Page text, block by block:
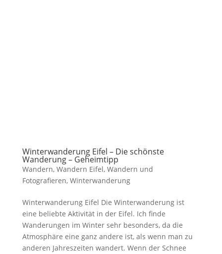
Winterwanderung Eifel – Die schönste
Wanderung – Geheimtipp
Wandern, Wandern Eifel, Wandern und
Fotografieren, Winterwanderung
Winterwanderung Eifel Die Winterwanderung ist
eine beliebte Aktivität in der Eifel. Ich finde
Wanderungen im Winter sehr besonders, da die
Atmosphäre eine ganz andere ist, als wenn man zu
anderen Jahreszeiten wandert. Wenn der Schnee